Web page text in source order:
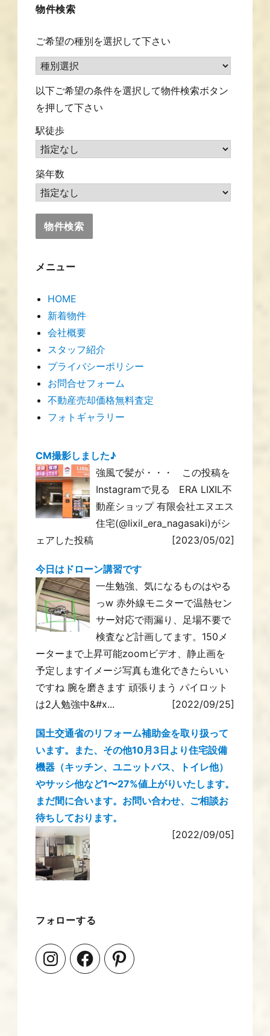
物件検索
ご希望の種別を選択して下さい
以下ご希望の条件を選択して物件検索ボタン
を押して下さい
駅徒歩
築年数
メニュー
HOME
新着物件
会社概要
スタッフ紹介
プライバシーポリシー
お問合せフォーム
不動産売却価格無料査定
フォトギャラリー
CM撮影しました♪
強風で髪が・・・ この投稿を
Instagramで見る ERA LIXIL不
動産ショップ 有限会社エヌエス
住宅(@lixil_era_nagasaki)がシ
ェアした投稿
[2023/05/02]
今日はドローン講習です
一生勉強、気になるものはやる
っw 赤外線モニターで温熱セン
サー対応で雨漏り、足場不要で
検査など計画してます。150メ
ーターまで上昇可能zoomビデオ、静止画を
予定しますイメージ写真も進化できたらいい
ですね 腕を磨きます 頑張りまう パイロット
は2人勉強中&#x...
[2022/09/25]
国土交通省のリフォーム補助金を取り扱って
います。また、その他10月3日より住宅設備
機器（キッチン、ユニットバス、トイレ他）
やサッシ他など1〜27%値上がりいたします。
まだ間に合います。お問い合わせ、ご相談お
待ちしております。
[2022/09/05]
フォローする